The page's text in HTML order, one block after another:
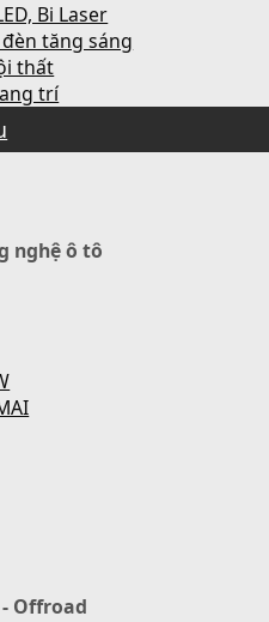
Bi Laser
tăng sáng
thất
trí
nghệ ô tô
Offroad